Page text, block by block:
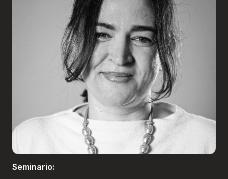
Inscribir
Boletería
Seminario: